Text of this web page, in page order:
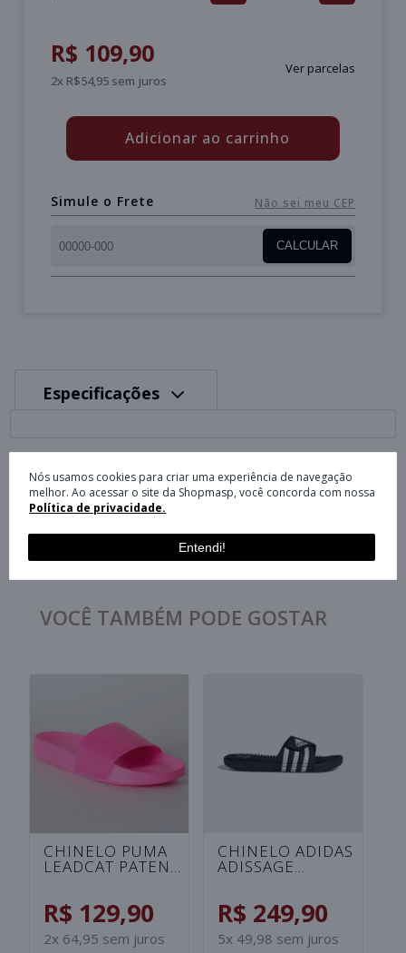
Ver parcelas
R$ 109,90
2x R$54,95 sem juros
Adicionar ao carrinho
Simule o Frete Não sei meu CEP
CALCULAR
Especificações
Avaliações
VOCÊ TAMBÉM PODE GOSTAR
UNISSEX -
ROSA/SALMAO
R$ 99,90
2x 49,95 sem juros
INFANTIL -
PRETO/BRANCO
R$ 129,90
Nós usamos cookies para criar uma experiência de navegação
melhor. Ao acessar o site da Shopmasp, você concorda com nossa
Política de privacidade.
Entendi!